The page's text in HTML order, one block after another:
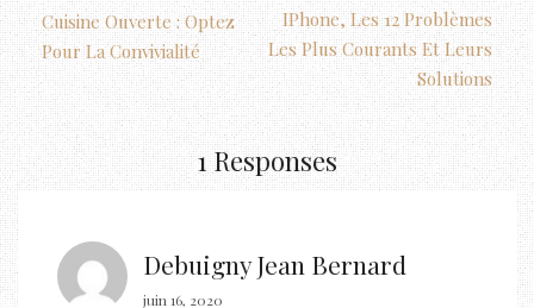
Cuisine Ouverte : Optez
Pour La Convivialité
IPhone, Les 12 Problèmes
Les Plus Courants Et Leurs
Solutions
1 Responses
Debuigny Jean Bernard
juin 16, 2020